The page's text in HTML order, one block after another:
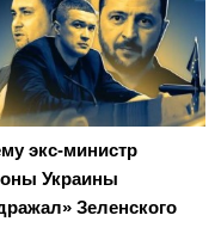
экс-министр
Украины
Зеленского